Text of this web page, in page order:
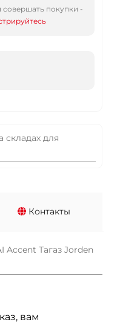
совершать покупки -
складах для
Контакты
Тагаз Jorden
вам